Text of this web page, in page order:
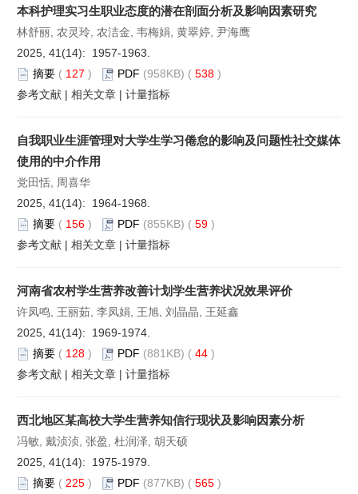
本科护理实习生职业态度的潜在剖面分析及影响因素研究
林舒丽, 农灵玲, 农洁金, 韦梅娟, 黄翠婷, 尹海鹰
2025, 41(14): 1957-1963.
摘要 ( 127 ) PDF (958KB) ( 538 )
参考文献 | 相关文章 | 计量指标
自我职业生涯管理对大学生学习倦怠的影响及问题性社交媒体
使用的中介作用
党田恬, 周喜华
2025, 41(14): 1964-1968.
摘要 ( 156 ) PDF (855KB) ( 59 )
参考文献 | 相关文章 | 计量指标
河南省农村学生营养改善计划学生营养状况效果评价
许凤鸣, 王丽茹, 李凤娟, 王旭, 刘晶晶, 王延鑫
2025, 41(14): 1969-1974.
摘要 ( 128 ) PDF (881KB) ( 44 )
参考文献 | 相关文章 | 计量指标
西北地区某高校大学生营养知信行现状及影响因素分析
冯敏, 戴浈浈, 张盈, 杜润泽, 胡天硕
2025, 41(14): 1975-1979.
摘要 ( 225 ) PDF (877KB) ( 565 )